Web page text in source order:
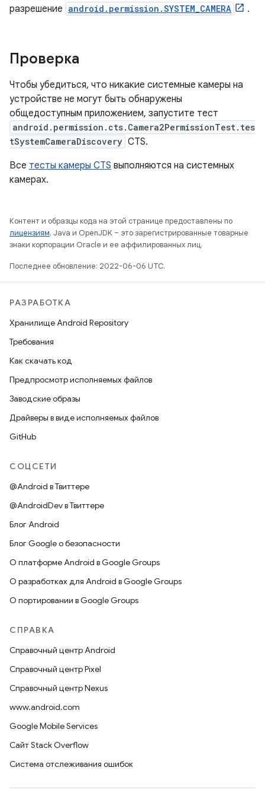
разрешение android.permission.SYSTEM_CAMERA .
Проверка
Чтобы убедиться, что никакие системные камеры на
устройстве не могут быть обнаружены
общедоступным приложением, запустите тест
android.permission.cts.Camera2PermissionTest.tes
tSystemCameraDiscovery CTS.
Все тесты камеры CTS выполняются на системных
камерах.
Контент и образцы кода на этой странице предоставлены по
лицензиям. Java и OpenJDK – это зарегистрированные товарные
знаки корпорации Oracle и ее аффилированных лиц.
Последнее обновление: 2022-06-06 UTC.
РАЗРАБОТКА
Хранилище Android Repository
Требования
Как скачать код
Предпросмотр исполняемых файлов
Заводские образы
Драйверы в виде исполняемых файлов
GitHub
СОЦСЕТИ
@Android в Твиттере
@AndroidDev в Твиттере
Блог Android
Блог Google о безопасности
О платформе Android в Google Groups
О разработках для Android в Google Groups
О портировании в Google Groups
СПРАВКА
Справочный центр Android
Справочный центр Pixel
Справочный центр Nexus
www.android.com
Google Mobile Services
Сайт Stack Overflow
Система отслеживания ошибок